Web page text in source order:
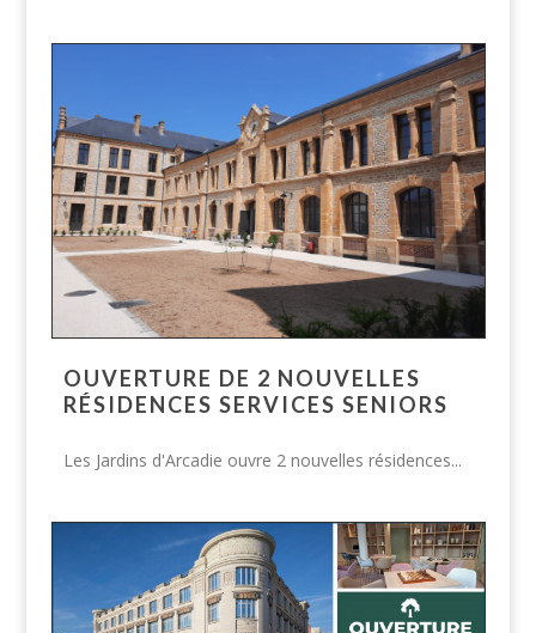
OUVERTURE DE 2 NOUVELLES
RÉSIDENCES SERVICES SENIORS
Les Jardins d'Arcadie ouvre 2 nouvelles résidences...